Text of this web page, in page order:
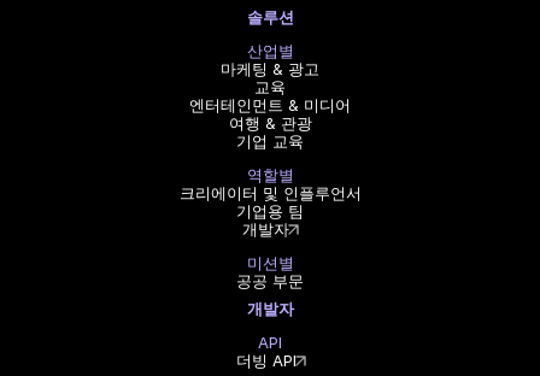
솔루션
산업별
마케팅 & 광고
교육
엔터테인먼트 & 미디어
여행 & 관광
기업 교육
역할별
크리에이터 및 인플루언서
기업용 팀
개발자
미션별
공공 부문
개발자
API
더빙 API